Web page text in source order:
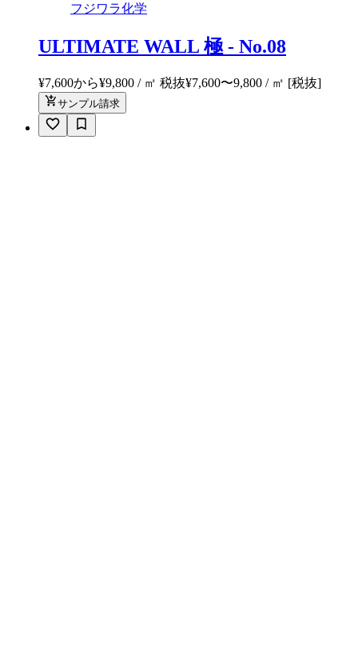
フジワラ化学
ULTIMATE WALL 極 - No.08
¥7,600から¥9,800 / ㎡ 税抜¥7,600〜9,800 / ㎡ [税抜]
サンプル請求